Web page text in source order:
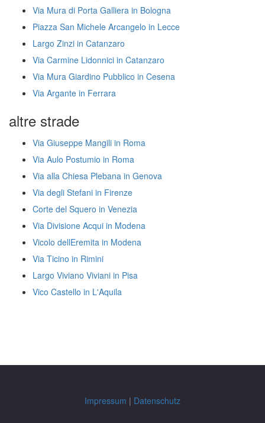
Via Mura di Porta Galliera in Bologna
Piazza San Michele Arcangelo in Lecce
Largo Zinzi in Catanzaro
Via Carmine Lidonnici in Catanzaro
Via Mura Giardino Pubblico in Cesena
Via Argante in Ferrara
altre strade
Via Giuseppe Mangili in Roma
Via Aulo Postumio in Roma
Via alla Chiesa Plebana in Genova
Via degli Stefani in Firenze
Corte del Squero in Venezia
Via Divisione Acqui in Modena
Vicolo dellEremita in Modena
Via Ticino in Rimini
Largo Viviano Viviani in Pisa
Vico Castello in L'Aquila
Impressum | Datenschutz